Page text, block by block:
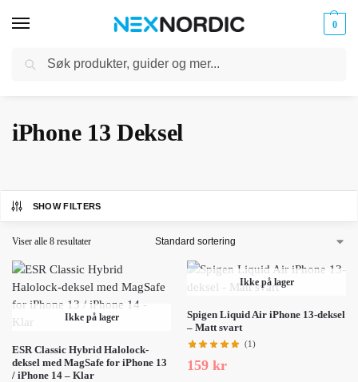
0
til
Kabler
iPhone 13 Deksel
SHOW FILTERS
Viser alle 8 resultater
Ikke på lager
ESR Classic Hybrid Halolock-
deksel med MagSafe for iPhone 13
/ iPhone 14 – Klar
Ikke på lager
Spigen Liquid Air iPhone 13-deksel
– Matt svart
(1)
159 kr